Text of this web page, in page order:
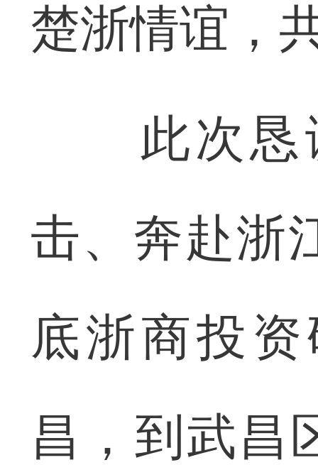
楚浙情谊，
此次恳谈
击、奔赴浙
底浙商投
昌，到武昌